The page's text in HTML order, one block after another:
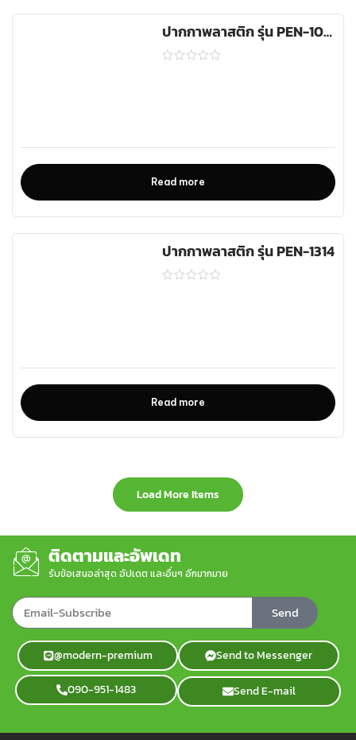
ปากกาพลาสติก รุ่น PEN-10040
Read more
ปากกาพลาสติก รุ่น PEN-1314
Read more
Load More Items
ติดตามและอัพเดท
รับข้อเสนอล่าสุด อัปเดต และอื่นๆ อีกมากมาย
Send
@modern-premium Send to Messenger
090-951-1483 Send E-mail